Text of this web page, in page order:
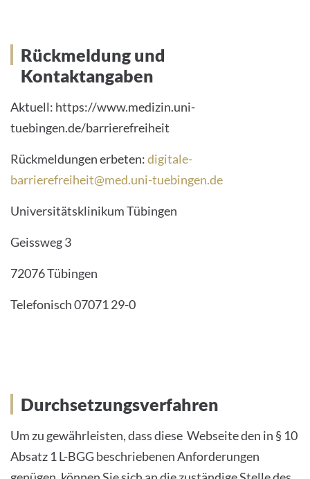
Rückmeldung und Kontaktangaben
Rückmeldung und
Kontaktangaben
Aktuell: https://www.medizin.uni-
tuebingen.de/barrierefreiheit
Rückmeldungen erbeten:digitale-
barrierefreiheit@med.uni-tuebingen.de
Universitätsklinikum Tübingen
Geissweg 3
72076 Tübingen
Telefonisch 07071 29-0
Durchsetzungsverfahren
Durchsetzungsverfahren
Um zu gewährleisten, dass diese Webseite den in § 10
Absatz 1 L-BGG beschriebenen Anforderungen